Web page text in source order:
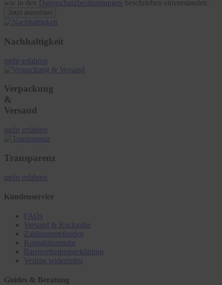
wie in den Datenschutzbestimmungen beschrieben einverstanden.
Jetzt anmelden
Nachhaltigkeit
mehr erfahren
Verpackung
&
Versand
mehr erfahren
Transparenz
mehr erfahren
Kundenservice
FAQs
Versand & Rückgabe
Zahlungsmethoden
Kontaktformular
Barrierefreiheitserklärung
Vertrag widerrufen
Guides & Beratung